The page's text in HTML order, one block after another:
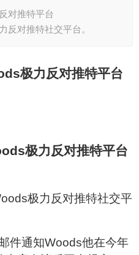
对推特平台
反对推特社交平台。
极力反对推特平台
极力反对推特社交平
件通知Woods他在今年